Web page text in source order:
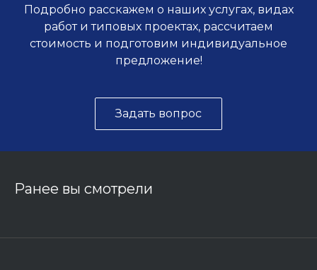
Подробно расскажем о наших услугах, видах
работ и типовых проектах, рассчитаем
стоимость и подготовим индивидуальное
предложение!
Задать вопрос
Ранее вы смотрели